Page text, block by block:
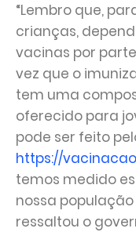
“Lembro que,
crianças,
vacinas por
vez que o
tem uma
oferecido para
pode ser feito
https://
temos medido
nossa população
ressaltou o